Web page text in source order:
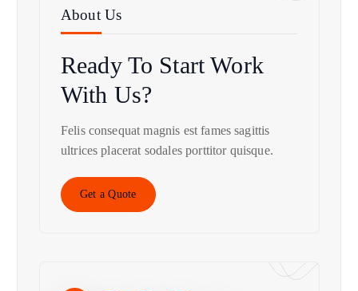
About Us
Ready To Start Work
With Us?
Felis consequat magnis est fames sagittis
ultrices placerat sodales porttitor quisque.
Get a Quote